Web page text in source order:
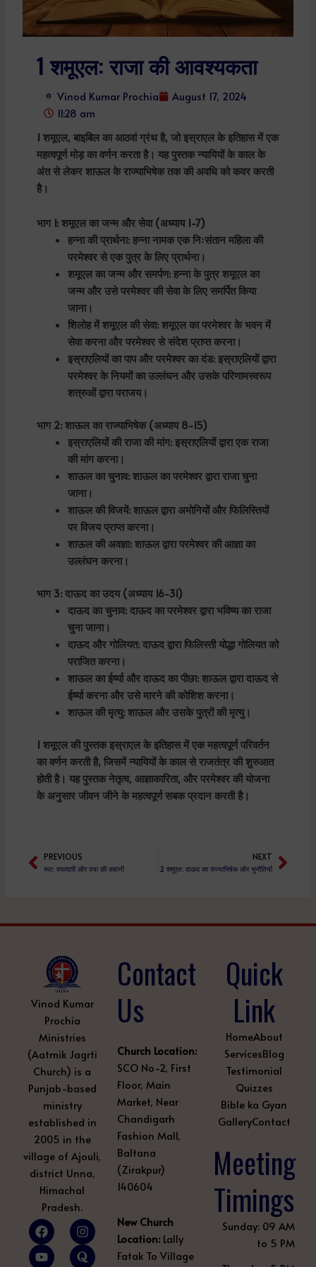
1 शमूएल: राजा की आवश्यकता
Vinod Kumar Prochia
August 17, 2024
11:28 am
1 शमूएल, बाइबिल का आठवां ग्रंथ है, जो इस्राएल के इतिहास में एक
महत्वपूर्ण मोड़ का वर्णन करता है। यह पुस्तक न्यायियों के काल के
अंत से लेकर शाऊल के राज्याभिषेक तक की अवधि को कवर करती
है।
भाग 1: शमूएल का जन्म और सेवा (अध्याय 1-7)
हन्ना की प्रार्थना: हन्ना नामक एक निःसंतान महिला की
परमेश्वर से एक पुत्र के लिए प्रार्थना।
शमूएल का जन्म और समर्पण: हन्ना के पुत्र शमूएल का
जन्म और उसे परमेश्वर की सेवा के लिए समर्पित किया
जाना।
शिलोह में शमूएल की सेवा: शमूएल का परमेश्वर के भवन में
सेवा करना और परमेश्वर से संदेश प्राप्त करना।
इस्राएलियों का पाप और परमेश्वर का दंड: इस्राएलियों द्वारा
परमेश्वर के नियमों का उल्लंघन और उसके परिणामस्वरूप
शत्रुओं द्वारा पराजय।
भाग 2: शाऊल का राज्याभिषेक (अध्याय 8-15)
इस्राएलियों की राजा की मांग: इस्राएलियों द्वारा एक राजा
की मांग करना।
शाऊल का चुनाव: शाऊल का परमेश्वर द्वारा राजा चुना
जाना।
शाऊल की विजयें: शाऊल द्वारा अमोनियों और फिलिस्तियों
पर विजय प्राप्त करना।
शाऊल की अवज्ञा: शाऊल द्वारा परमेश्वर की आज्ञा का
उल्लंघन करना।
भाग 3: दाऊद का उदय (अध्याय 16-31)
दाऊद का चुनाव: दाऊद का परमेश्वर द्वारा भविष्य का राजा
चुना जाना।
दाऊद और गोलियत: दाऊद द्वारा फिलिस्ती योद्धा गोलियत को
पराजित करना।
शाऊल का ईर्ष्या और दाऊद का पीछा: शाऊल द्वारा दाऊद से
ईर्ष्या करना और उसे मारने की कोशिश करना।
शाऊल की मृत्यु: शाऊल और उसके पुत्रों की मृत्यु।
1 शमूएल की पुस्तक इस्राएल के इतिहास में एक महत्वपूर्ण परिवर्तन
का वर्णन करती है, जिसमें न्यायियों के काल से राजतंत्र की शुरुआत
होती है। यह पुस्तक नेतृत्व, आज्ञाकारिता, और परमेश्वर की योजना
के अनुसार जीवन जीने के महत्वपूर्ण सबक प्रदान करती है।
PrevPREVIOUS
रूत: वफादारी और दया की कहानी
NEXT
2 शमूएल: दाऊद का राज्याभिषेक और चुनौतियाँNext
Contact
Us
Church Location:
SCO No-2, First
Floor, Main
Market, Near
Chandigarh
Fashion Mall,
Baltana
(Zirakpur)
140604
New Church
Location: Lally
Fatak To Village
Vinod Kumar
Prochia
Ministries
(Aatmik Jagrti
Church) is a
Punjab-based
ministry
established in
2005 in the
village of Ajouli,
district Unna,
Himachal
Pradesh.
F
a
c
e
I
n
s
t
Y
o
u
t
Q
u
o
r
L
i
n
k
P
i
n
t
Quick
Link
HomeAbout
ServicesBlog
Testimonial
Quizzes
Bible ka Gyan
GalleryContact
Meeting
Timings
Sunday: 09 AM
to 5 PM